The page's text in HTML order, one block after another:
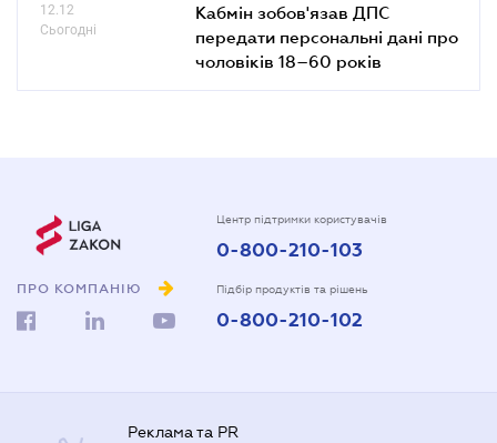
12.12
Сьогодні
Кабмін зобов'язав ДПС
передати персональні дані про
чоловіків 18–60 років
ПРО КОМПАНІЮ
Центр підтримки користувачів
0-800-210-103
Підбір продуктів та рішень
0-800-210-102
Реклама та PR